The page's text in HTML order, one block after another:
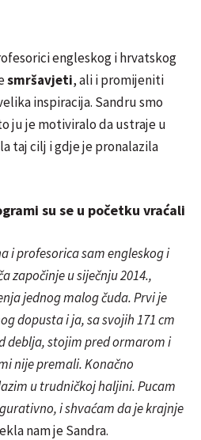
engleskog i hrvatskog
smršavjeti, ali i promijeniti
inspiracija. Sandru smo
ju je motiviralo da ustraje u
taj cilj i gdje je pronalazila
su se u početku vraćali
i profesorica sam engleskog i
započinje u siječnju 2014.,
jednog malog čuda. Prvi je
dopusta i ja, sa svojih 171 cm
deblja, stojim pred ormarom i
nije premali. Konačno
u trudničkoj haljini. Pucam
i shvaćam da je krajnje
nam je Sandra.